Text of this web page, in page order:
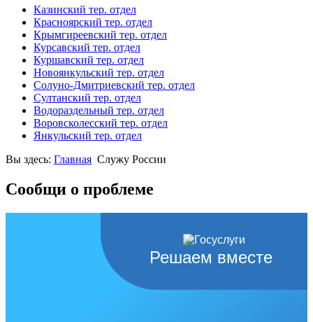
Казинский тер. отдел
Красноярский тер. отдел
Крымгиреевский тер. отдел
Курсавский тер. отдел
Куршавский тер. отдел
Новоянкульский тер. отдел
Солуно-Дмитриевский тер. отдел
Султанский тер. отдел
Водораздельный тер. отдел
Воровсколесский тер. отдел
Янкульский тер. отдел
Вы здесь: Главная Служу России
Сообщи о проблеме
Решаем вместе